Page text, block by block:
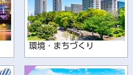
環境・まちづくり